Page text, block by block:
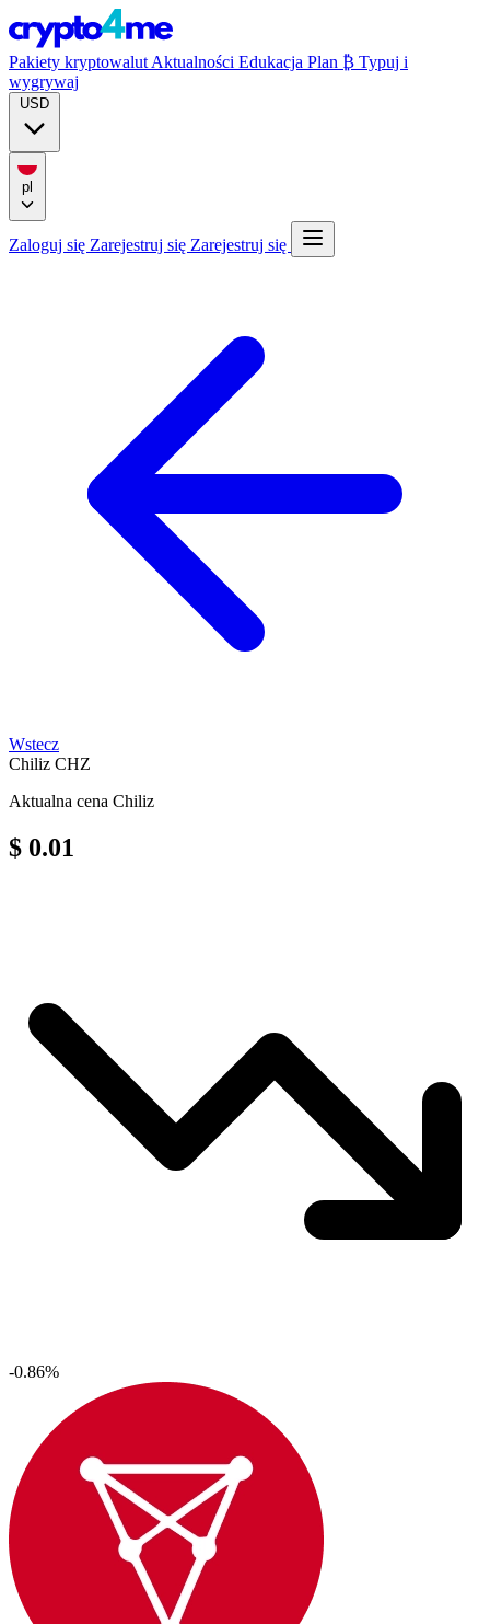
Pakiety kryptowalut Aktualności Edukacja Plan ₿ Typuj i
wygrywaj
Zaloguj się Zarejestruj się Zarejestruj się
Wstecz
Chiliz CHZ
Aktualna cena Chiliz
$ 0.01
-0.86%